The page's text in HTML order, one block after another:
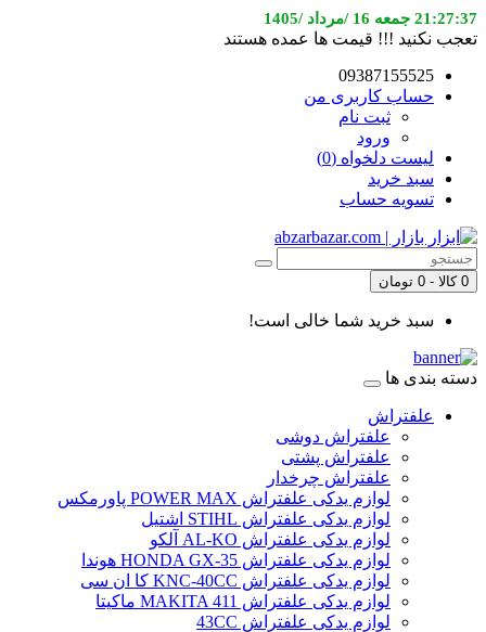
21:27:37 جمعه 16 /مرداد /1405
تعجب نکنید !!! قیمت ها عمده هستند
09387155525
حساب کاربری من
ثبت نام
ورود
لیست دلخواه (0)
سبد خرید
تسویه حساب
0 کالا - 0 تومان
سبد خرید شما خالی است!
دسته بندی ها
علفتراش
علفتراش دوشی
علفتراش پشتی
علفتراش چرخدار
لوازم یدکی علفتراش POWER MAX پاورمکس
لوازم یدکی علفتراش STIHL اشتیل
لوازم یدکی علفتراش AL-KO آلکو
لوازم یدکی علفتراش HONDA GX-35 هوندا
لوازم یدکی علفتراش KNC-40CC کا ان سی
لوازم یدکی علفتراش MAKITA 411 ماکیتا
لوازم یدکی علفتراش 43CC